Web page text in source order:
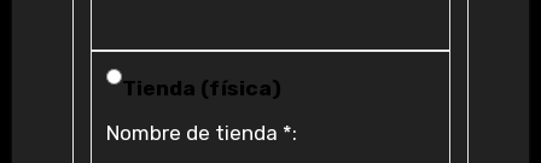
Tienda (física)
Nombre de tienda *: